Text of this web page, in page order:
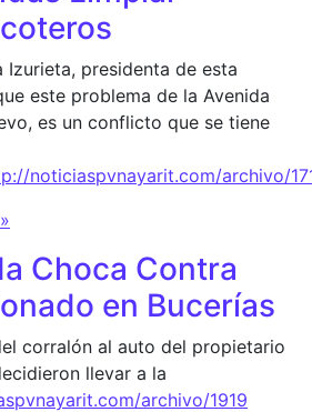
Izurieta, presidenta de esta
este problema de la Avenida
es un conflicto que se tiene
noticiaspvnayarit.com/archivo/
Choca Contra
en Bucerías
corralón al auto del propietario
llevar a la
archivo/1919